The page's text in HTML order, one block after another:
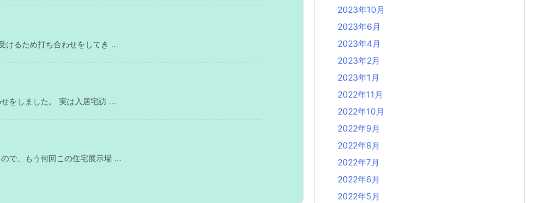
けるため打ち合わせをしてき ...
をしました。 実は入居宅訪 ...
で、もう何回この住宅展示場 ...
2023年10月
2023年6月
2023年4月
2023年2月
2023年1月
2022年11月
2022年10月
2022年9月
2022年8月
2022年7月
2022年6月
2022年5月